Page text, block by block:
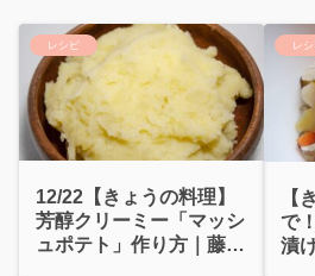
レシピ
12/22【きょうの料理】
芳醇クリーミー「マッシ
ュポテト」作り方｜藤野
レ
【
で
漬